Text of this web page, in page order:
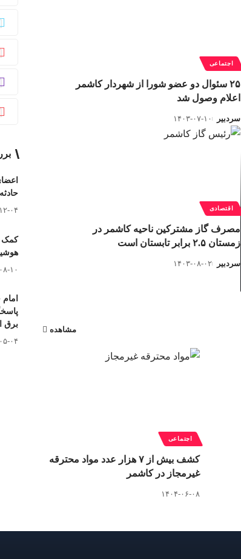
اجتماعی
۲۵ سئوال دو عضو شورا از شهردار کاشمر
اعلام وصول شد
سردبیر ۱۴۰۳-۰۷-۱۰
اقتصادی
مصرف گاز مشترکین ناحیه کاشمر در
زمستان ۲.۵ برابر تابستان است
سردبیر ۱۴۰۳-۰۸-۰۲
مشاهده
اجتماعی
کشف بیش از ۷ هزار عدد مواد محترقه
غیرمجاز در کاشمر
۱۴۰۴-۰۶-۰۸
برق